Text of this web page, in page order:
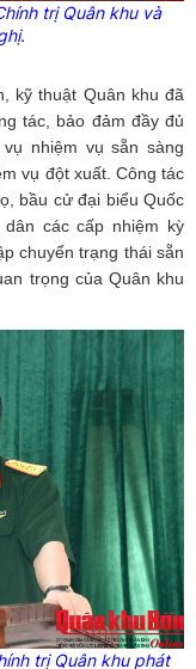
trị Quân khu và
kỹ thuật Quân khu đã
tác, bảo đảm đầy đủ
nhiệm vụ sẵn sàng
vụ đột xuất. Công tác
bầu cử đại biểu Quốc
các cấp nhiệm kỳ
chuyển trạng thái sẵn
trọng của Quân khu
trị Quân khu phát